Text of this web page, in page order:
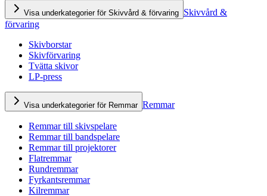
Visa underkategorier för Skivvård & förvaring Skivvård &
förvaring
Skivborstar
Skivförvaring
Tvätta skivor
LP-press
Visa underkategorier för Remmar Remmar
Remmar till skivspelare
Remmar till bandspelare
Remmar till projektorer
Flatremmar
Rundremmar
Fyrkantsremmar
Kilremmar